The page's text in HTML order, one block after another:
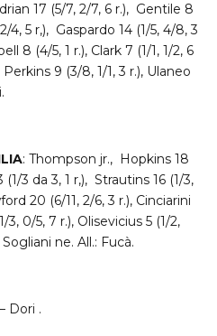
17 (5/7, 2/7, 6 r.), Gentile 8
4, 5 r,), Gaspardo 14 (1/5, 4/8, 3
8 (4/5, 1 r.), Clark 7 (1/1, 1/2, 6
Perkins 9 (3/8, 1/1, 3 r.), Ulaneo
: Thompson jr., Hopkins 18
(1/3 da 3, 1 r,), Strautins 16 (1/3,
20 (6/11, 2/6, 3 r.), Cinciarini
3, 0/5, 7 r.), Olisevicius 5 (1/2,
ne. All.: Fucà.
Dori .